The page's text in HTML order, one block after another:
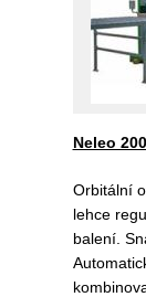
Neleo 200
Orbitální
lehce
balení.